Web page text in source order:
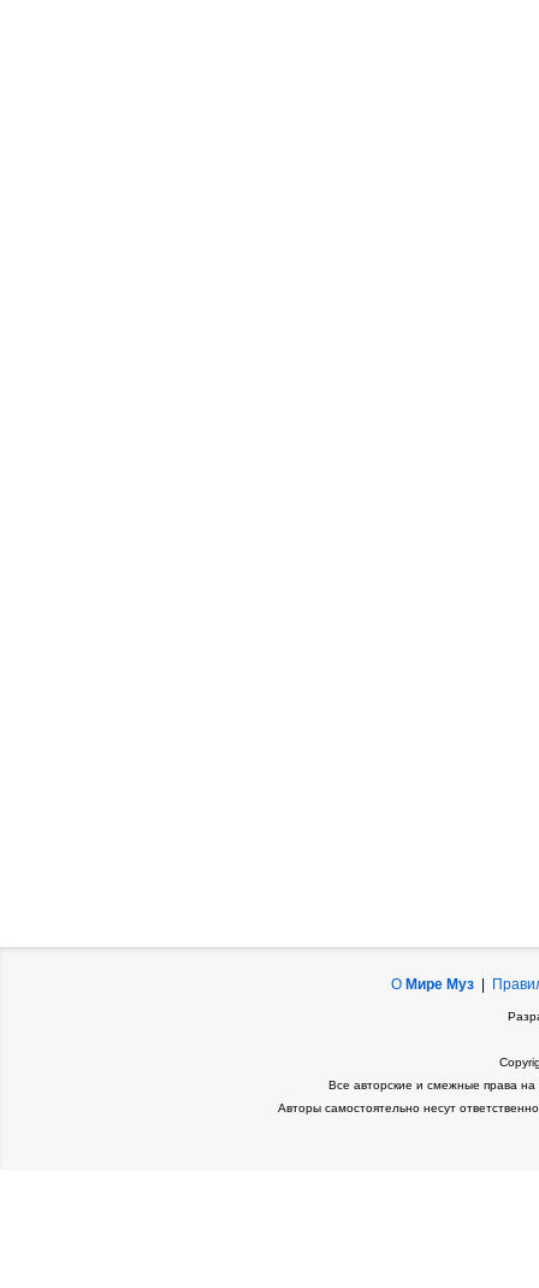
О Мире Муз|
Все авторские и смежные права
Авторы самостоятельно несут